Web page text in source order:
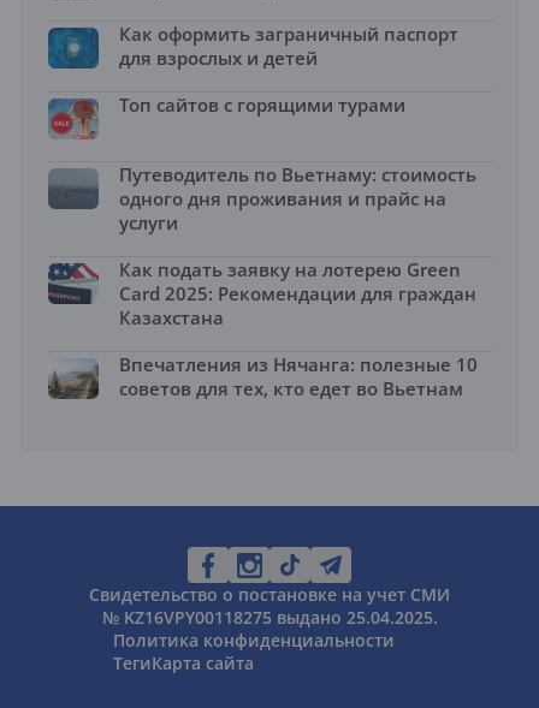
Как оформить заграничный паспорт
для взрослых и детей
Топ сайтов с горящими турами
Путеводитель по Вьетнаму: стоимость
одного дня проживания и прайс на
услуги
Как подать заявку на лотерею Green
Card 2025: Рекомендации для граждан
Казахстана
Впечатления из Нячанга: полезные 10
советов для тех, кто едет во Вьетнам
Свидетельство о постановке на учет СМИ
№ KZ16VPY00118275 выдано 25.04.2025.
Политика конфиденциальности
ТегиКарта сайта